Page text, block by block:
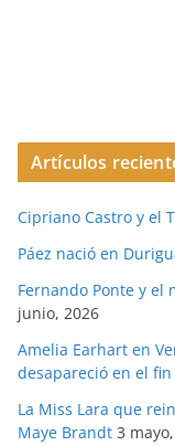
Artículos
Cipriano Castro y el
Páez nació en
Fernando Ponte y
junio, 2026
Amelia Earhart en
desapareció en el
La Miss Lara que
Maye Brandt 3